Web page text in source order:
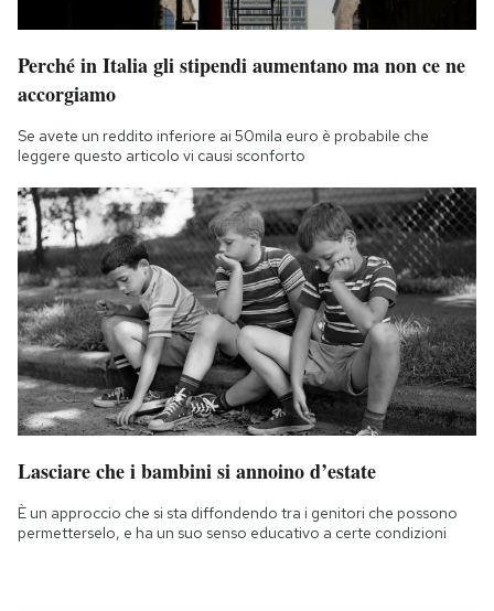
Perché in Italia gli stipendi aumentano ma non ce ne
accorgiamo
Se avete un reddito inferiore ai 50mila euro è probabile che
leggere questo articolo vi causi sconforto
Lasciare che i bambini si annoino d’estate
È un approccio che si sta diffondendo tra i genitori che possono
permetterselo, e ha un suo senso educativo a certe condizioni